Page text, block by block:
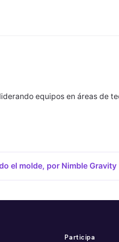
equipos en áreas de
el molde, por Nimble Gravity
Participa